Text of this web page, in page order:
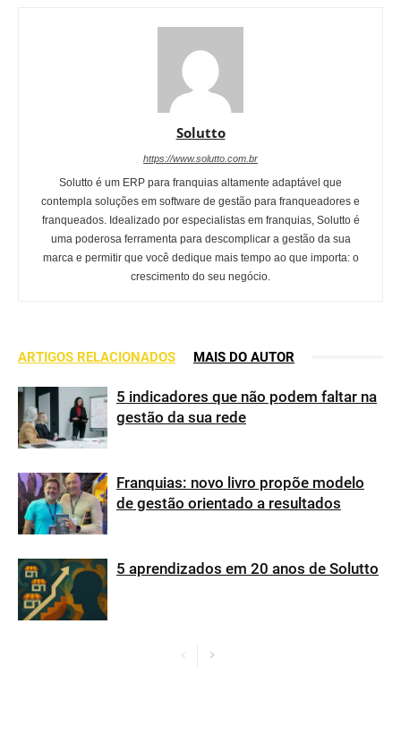
Solutto
https://www.solutto.com.br
Solutto é um ERP para franquias altamente adaptável que
contempla soluções em software de gestão para franqueadores e
franqueados. Idealizado por especialistas em franquias, Solutto é
uma poderosa ferramenta para descomplicar a gestão da sua
marca e permitir que você dedique mais tempo ao que importa: o
crescimento do seu negócio.
ARTIGOS RELACIONADOS MAIS DO AUTOR
5 indicadores que não podem faltar na
gestão da sua rede
Franquias: novo livro propõe modelo
de gestão orientado a resultados
5 aprendizados em 20 anos de Solutto